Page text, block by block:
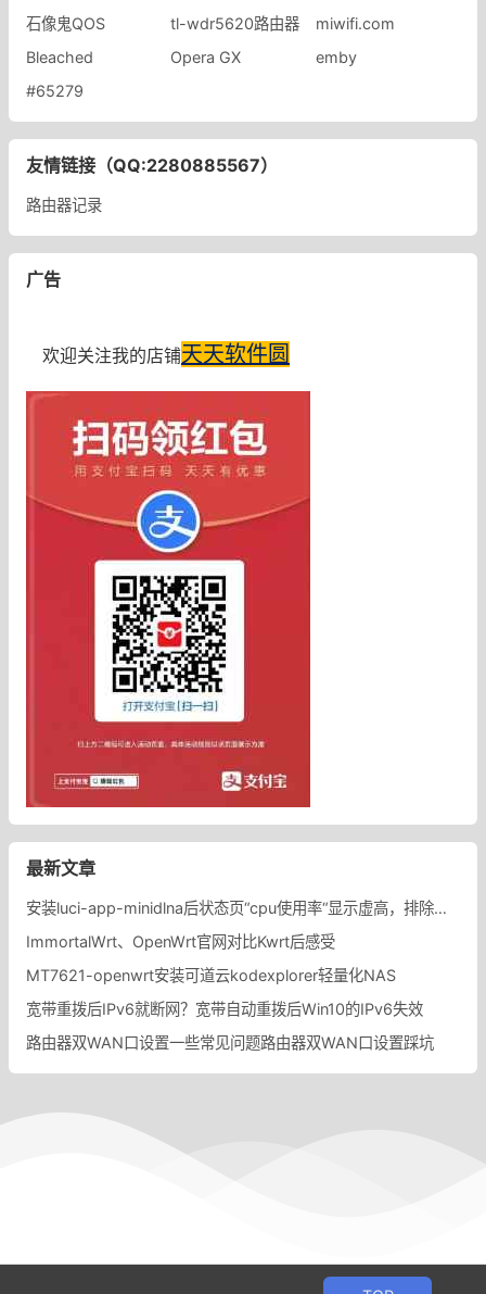
石像鬼QOS
tl-wdr5620路由器
miwifi.com
Bleached
Opera GX
emby
#65279
友情链接（QQ:2280885567）
路由器记录
广告
欢迎关注我的店铺天天软件圆
最新文章
安装luci-app-minidlna后状态页“cpu使用率“显示虚高，排除过程记录。
ImmortalWrt、OpenWrt官网对比Kwrt后感受
MT7621-openwrt安装可道云kodexplorer轻量化NAS
宽带重拨后IPv6就断网？宽带自动重拨后Win10的IPv6失效
路由器双WAN口设置一些常见问题路由器双WAN口设置踩坑